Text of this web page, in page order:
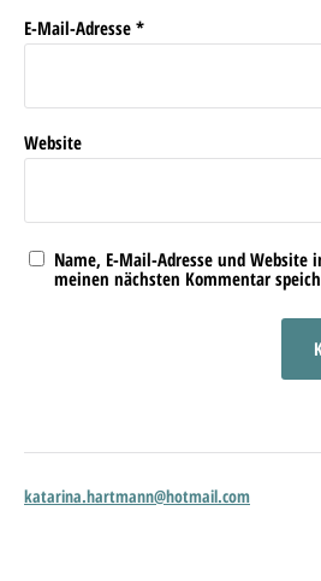
E-Mail-Adresse *
Website
Name, E-Mail-Adresse und Website
meinen nächsten Kommentar
katarina.hartmann@hotmail.com